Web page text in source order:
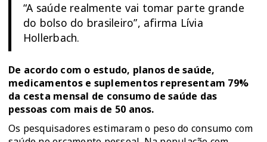
“A saúde realmente vai tomar parte grande
do bolso do brasileiro”, afirma Lívia
Hollerbach.
De acordo com o estudo, planos de saúde,
medicamentos e suplementos representam 79%
da cesta mensal de consumo de saúde das
pessoas com mais de 50 anos.
Os pesquisadores estimaram o peso do consumo com